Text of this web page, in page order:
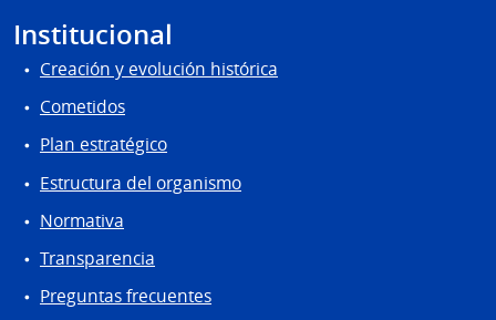
Institucional
Creación y evolución histórica
Cometidos
Plan estratégico
Estructura del organismo
Normativa
Transparencia
Preguntas frecuentes